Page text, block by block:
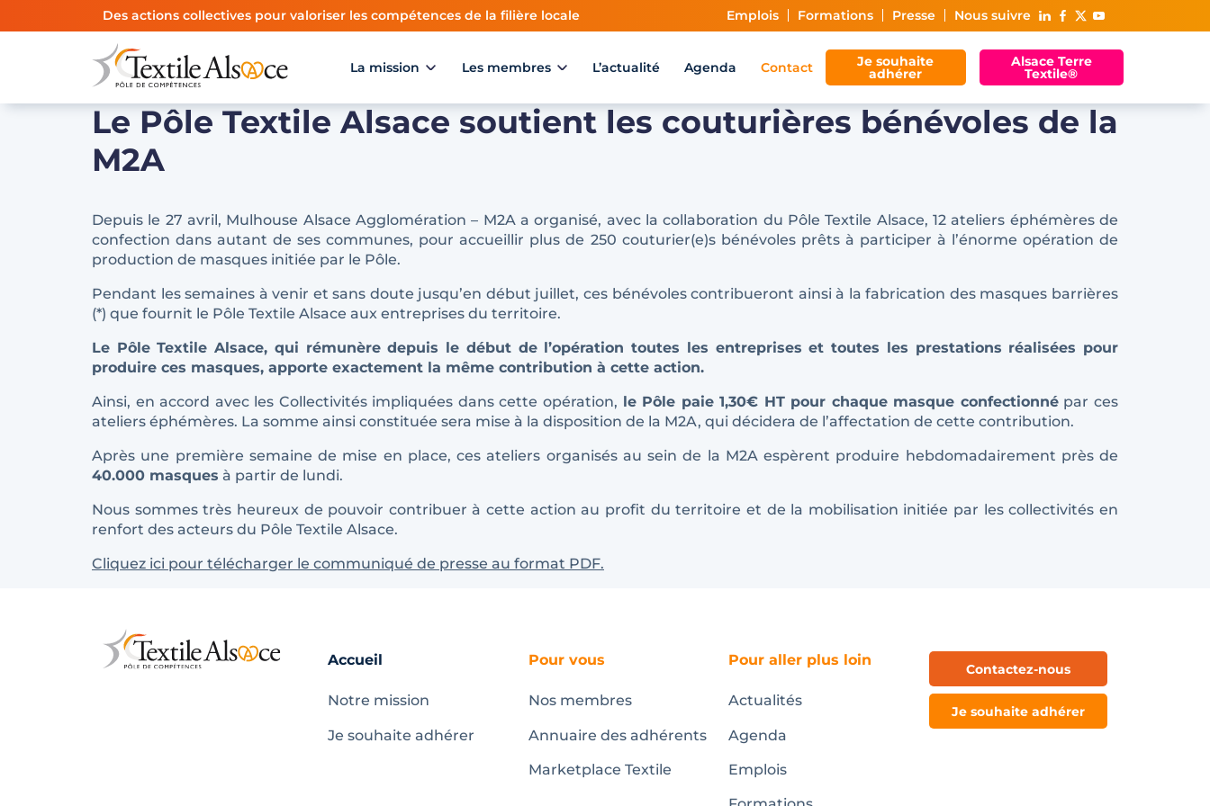
Des actions collectives pour valoriser les compétences de la filière locale Emplois Formations Presse Nous suivre
La mission Les membres L’actualité Agenda Contact Je souhaite
adhérer
Alsace Terre
Textile®
Le Pôle Textile Alsace soutient les couturières bénévoles de la
M2A
Depuis le 27 avril, Mulhouse Alsace Agglomération – M2A a organisé, avec la collaboration du Pôle Textile Alsace, 12 ateliers éphémères de
confection dans autant de ses communes, pour accueillir plus de 250 couturier(e)s bénévoles prêts à participer à l’énorme opération de
production de masques initiée par le Pôle.
Pendant les semaines à venir et sans doute jusqu’en début juillet, ces bénévoles contribueront ainsi à la fabrication des masques barrières
(*) que fournit le Pôle Textile Alsace aux entreprises du territoire.
Le Pôle Textile Alsace, qui rémunère depuis le début de l’opération toutes les entreprises et toutes les prestations réalisées pour
produire ces masques, apporte exactement la même contribution à cette action.
Ainsi, en accord avec les Collectivités impliquées dans cette opération, le Pôle paie 1,30€ HT pour chaque masque confectionnépar ces
ateliers éphémères. La somme ainsi constituée sera mise à la disposition de la M2A, qui décidera de l’affectation de cette contribution.
Après une première semaine de mise en place, ces ateliers organisés au sein de la M2A espèrent produire hebdomadairement près de
40.000 masques à partir de lundi.
Nous sommes très heureux de pouvoir contribuer à cette action au profit du territoire et de la mobilisation initiée par les collectivités en
renfort des acteurs du Pôle Textile Alsace.
Cliquez ici pour télécharger le communiqué de presse au format PDF.
Accueil
Notre mission
Je souhaite adhérer
Pour vous
Nos membres
Annuaire des adhérents
Marketplace Textile
Pour aller plus loin
Actualités
Agenda
Emplois
Contactez-nous
Je souhaite adhérer
Panneau de gestion des cookies